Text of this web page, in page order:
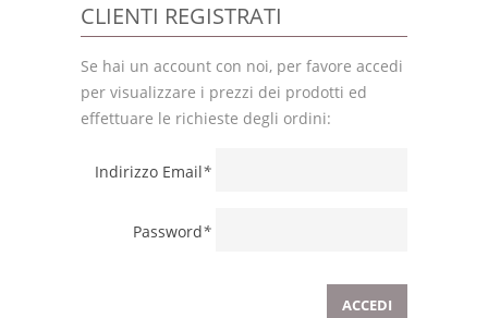
CLIENTI REGISTRATI
Se hai un account con noi, per favore accedi
per visualizzare i prezzi dei prodotti ed
effettuare le richieste degli ordini:
Indirizzo Email*
Password*